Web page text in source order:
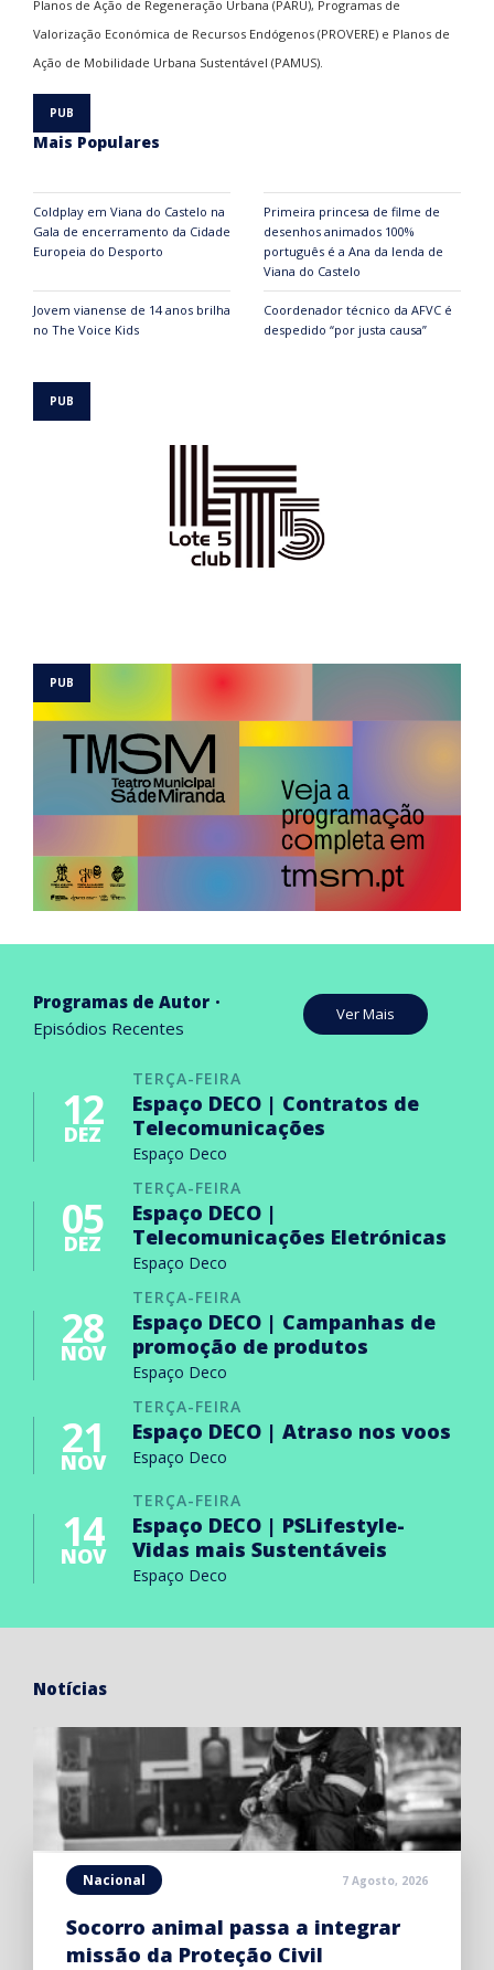
Planos de Ação de Regeneração Urbana (PARU), Programas de
Valorização Económica de Recursos Endógenos (PROVERE) e Planos de
Ação de Mobilidade Urbana Sustentável (PAMUS).
Mais Populares
Coldplay em Viana do Castelo na
Gala de encerramento da Cidade
Europeia do Desporto
Primeira princesa de filme de
desenhos animados 100%
português é a Ana da lenda de
Viana do Castelo
Jovem vianense de 14 anos brilha
no The Voice Kids
Coordenador técnico da AFVC é
despedido “por justa causa”
Programas de Autor
Episódios Recentes
Ver Mais
TERÇA-FEIRA
12
DEZ
Espaço DECO | Contratos de
Telecomunicações
Espaço Deco
TERÇA-FEIRA
05
DEZ
Espaço DECO |
Telecomunicações Eletrónicas
Espaço Deco
TERÇA-FEIRA
28
NOV
Espaço DECO | Campanhas de
promoção de produtos
Espaço Deco
TERÇA-FEIRA
21
NOV
Espaço DECO | Atraso nos voos
Espaço Deco
TERÇA-FEIRA
14
NOV
Espaço DECO | PSLifestyle-
Vidas mais Sustentáveis
Espaço Deco
Notícias
Nacional 7 Agosto, 2026
Socorro animal passa a integrar
missão da Proteção Civil